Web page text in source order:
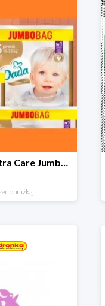
Pieluchy Dada Extra Care Jumbo Bag w super cenie
obniżką